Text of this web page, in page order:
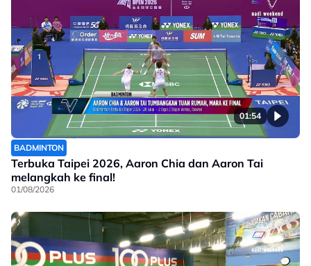
01:54
BADMINTON
Terbuka Taipei 2026, Aaron Chia dan Aaron Tai
melangkah ke final!
01/08/2026